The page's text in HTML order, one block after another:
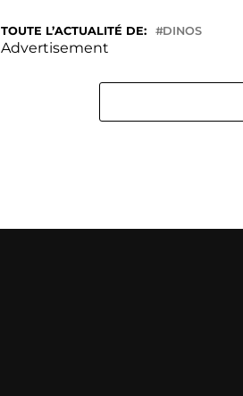
TOUTE L’ACTUALITÉ DE: DINOS
Advertisement